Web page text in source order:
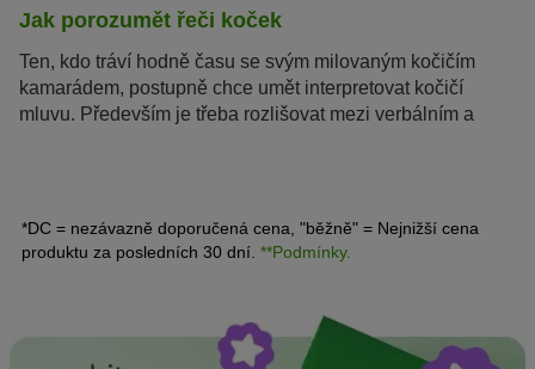
Jak porozumět řeči koček
Ten, kdo tráví hodně času se svým milovaným kočičím
kamarádem, postupně chce umět interpretovat kočičí
mluvu. Především je třeba rozlišovat mezi verbálním a
*DC = nezávazně doporučená cena, "běžně" = Nejnižší cena
produktu za posledních 30 dní. **Podmínky.